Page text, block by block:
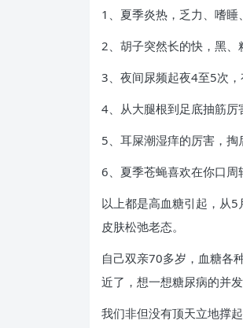
1、夏季炎热，乏力、嗜睡
2、胡子突然长的快，黑、
3、夜间尿频起夜4至5次，
4、从大腿根到足底抽筋厉
5、耳屎潮湿痒的厉害，掏
6、夏季苍蝇喜欢在你口周
以上都是高血糖引起，从
皮肤松弛老态。
自己双亲70多岁，血糖各
近了，想一想糖尿病的并
我们非但没有顶天立地撑